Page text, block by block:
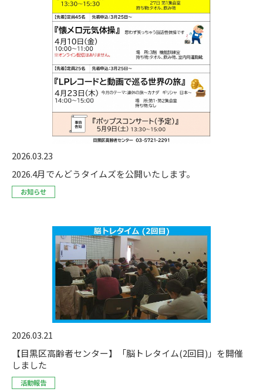
2026.03.23
2026.4月でんどうタイムズを公開いたします。
お知らせ
2026.03.21
【目黒区高齢者センター】「脳トレタイム(2回目)」を開催
しました
活動報告